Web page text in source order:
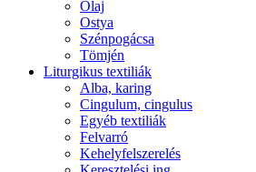
Olaj
Ostya
Szénpogácsa
Tömjén
Liturgikus textiliák
Alba, karing
Cingulum, cingulus
Egyéb textiliák
Felvarró
Kehelyfelszerelés